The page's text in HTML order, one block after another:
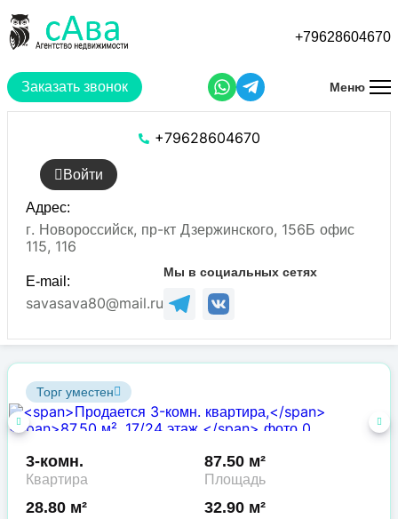
основному
Заказать звонок
+79628604670
Меню
+79628604670
Войти
Адрес:
г. Новороссийск, пр-кт Дзержинского, 156Б офис
115, 116
E-mail:
savasava80@mail.ru
Мы в социальных сетях
Торг уместен
3-комн.
Квартира
87.50 м²
Площадь
28.80 м²
32.90 м²